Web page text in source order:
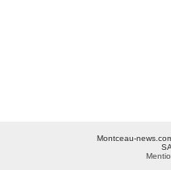
Montceau-